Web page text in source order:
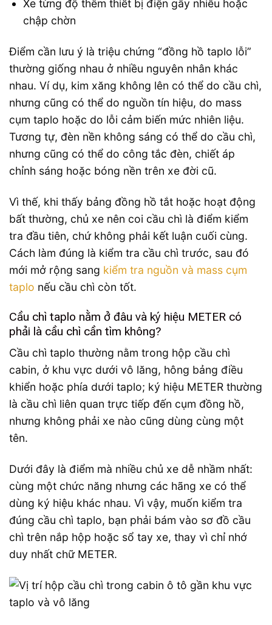
Xe từng độ thêm thiết bị điện gây nhiễu hoặc
chập chờn
Điểm cần lưu ý là triệu chứng “đồng hồ taplo lỗi”
thường giống nhau ở nhiều nguyên nhân khác
nhau. Ví dụ, kim xăng không lên có thể do cầu chì,
nhưng cũng có thể do nguồn tín hiệu, do mass
cụm taplo hoặc do lỗi cảm biến mức nhiên liệu.
Tương tự, đèn nền không sáng có thể do cầu chì,
nhưng cũng có thể do công tắc đèn, chiết áp
chỉnh sáng hoặc bóng nền trên xe đời cũ.
Vì thế, khi thấy bảng đồng hồ tắt hoặc hoạt động
bất thường, chủ xe nên coi cầu chì là điểm kiểm
tra đầu tiên, chứ không phải kết luận cuối cùng.
Cách làm đúng là kiểm tra cầu chì trước, sau đó
mới mở rộng sang kiểm tra nguồn và mass cụm
taplo nếu cầu chì còn tốt.
Cầu chì taplo nằm ở đâu và ký hiệu METER có
phải là cầu chì cần tìm không?
Cầu chì taplo thường nằm trong hộp cầu chì
cabin, ở khu vực dưới vô lăng, hông bảng điều
khiển hoặc phía dưới taplo; ký hiệu METER thường
là cầu chì liên quan trực tiếp đến cụm đồng hồ,
nhưng không phải xe nào cũng dùng cùng một
tên.
Dưới đây là điểm mà nhiều chủ xe dễ nhầm nhất:
cùng một chức năng nhưng các hãng xe có thể
dùng ký hiệu khác nhau. Vì vậy, muốn kiểm tra
đúng cầu chì taplo, bạn phải bám vào sơ đồ cầu
chì trên nắp hộp hoặc sổ tay xe, thay vì chỉ nhớ
duy nhất chữ METER.